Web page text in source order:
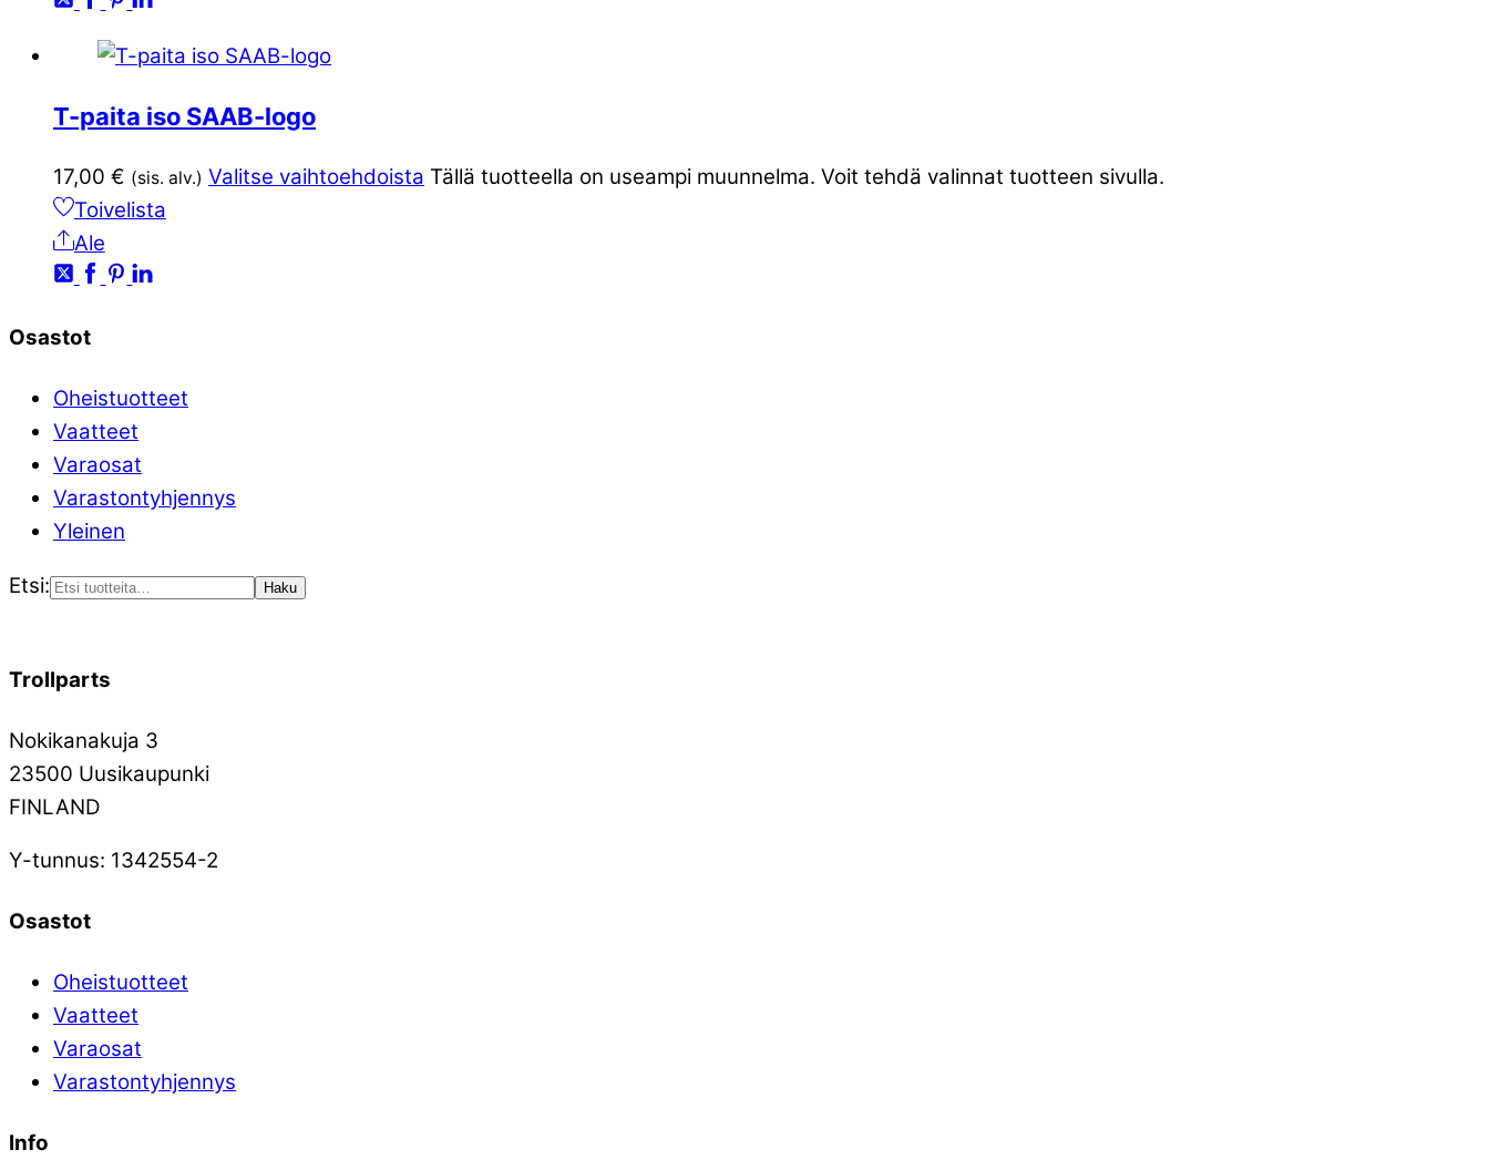
T-paita iso SAAB-logo
17,00 € (sis. alv.) Valitse vaihtoehdoista Tällä tuotteella on useampi muunnelma. Voit tehdä valinnat tuotteen sivulla.
Toivelista
Ale
Osastot
Oheistuotteet
Vaatteet
Varaosat
Varastontyhjennys
Yleinen
Etsi: Haku
Trollparts
Nokikanakuja 3
23500 Uusikaupunki
FINLAND
Y-tunnus: 1342554-2
Osastot
Oheistuotteet
Vaatteet
Varaosat
Varastontyhjennys
Info